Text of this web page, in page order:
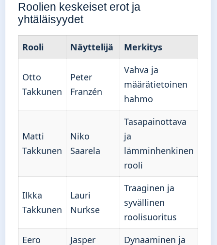
Roolien keskeiset erot ja
yhtäläisyydet
Rooli Näyttelijä Merkitys
Otto
Takkunen
Peter
Franzén
Vahva ja
määrätietoinen
hahmo
Matti
Takkunen
Niko
Saarela
Tasapainottava
ja
lämminhenkinen
rooli
Ilkka
Takkunen
Lauri
Nurkse
Traaginen ja
syvällinen
roolisuoritus
Eero
Jasper Dynaaminen ja